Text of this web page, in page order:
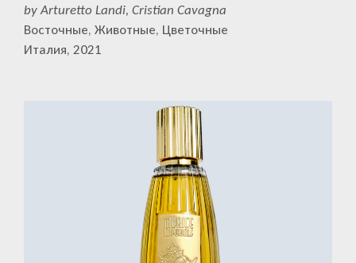
by Arturetto Landi, Cristian Cavagna
Восточные, Животные, Цветочные
Италия, 2021